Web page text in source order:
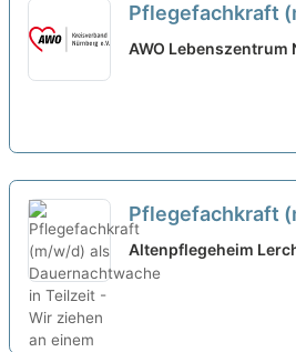
Pflegefachkraft
(80%) – Wir
AWO
Pflegefachkraft
ziehen an einem
Altenpflegeheim